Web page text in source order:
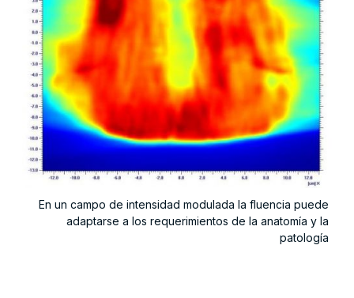
En un campo de intensidad modulada la fluencia puede
adaptarse a los requerimientos de la anatomía y la
patología